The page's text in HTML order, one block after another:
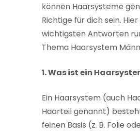
können Haarsysteme
Richtige für dich sein.
wichtigsten Antworten
Thema Haarsystem
1. Was ist ein
Ein Haarsystem (auch
Haarteil genannt)
feinen Basis (z. B. Folie